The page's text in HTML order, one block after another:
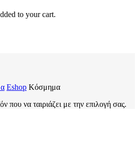
to your cart.
Eshop Κόσμημα
που να ταιριάζει με την επιλογή σας.